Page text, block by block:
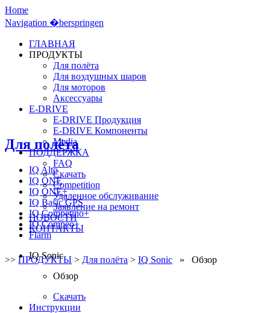
Home
Navigation �berspringen
ГЛАВНАЯ
ПРОДУКТЫ
Для полёта
Для воздушных шаров
Для моторов
Аксессуары
E-DRIVE
E-DRIVE Продукция
E-DRIVE Компоненты
Media
ПОДДЕРЖКА
FAQ
Скачать
Competition
Удаленное обслуживание
Заявление на ремонт
НОВОСТИ
КОНТАКТЫ
>> ПРОДУКТЫ > Для полёта > IQ Sonic » Обзор
Для полёта
IQ Alto
IQ ONE
IQ ONE+
IQ Basic GPS
IQ Competino+
IQ Compeo+
Flarm
IQ Sonic
Обзор
Скачать
Инструкции